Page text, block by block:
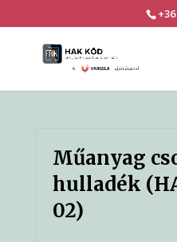
Műanyag
hulladék
02)